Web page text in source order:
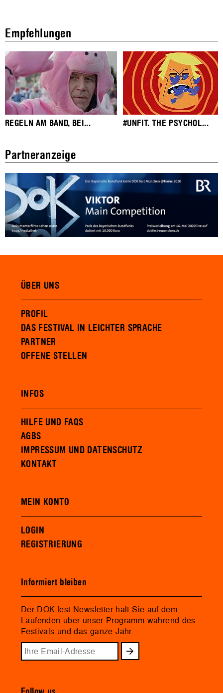
Empfehlungen
REGELN AM BAND, BEI... #UNFIT. THE PSYCHOL...
Partneranzeige
ÜBER UNS
PROFIL
DAS FESTIVAL IN LEICHTER SPRACHE
PARTNER
OFFENE STELLEN
INFOS
HILFE UND FAQS
AGBS
IMPRESSUM UND DATENSCHUTZ
KONTAKT
MEIN KONTO
LOGIN
REGISTRIERUNG
Informiert bleiben
Der DOK.fest Newsletter hält Sie auf dem
Laufenden über unser Programm während des
Festivals und das ganze Jahr.